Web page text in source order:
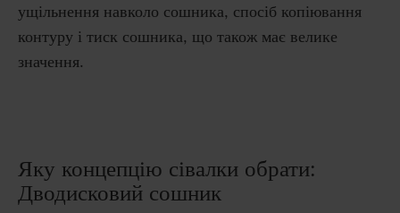
ущільнення навколо сошника, спосіб копіювання
контуру і тиск сошника, що також має велике
значення.
Яку концепцію сівалки обрати:
Дводисковий сошник